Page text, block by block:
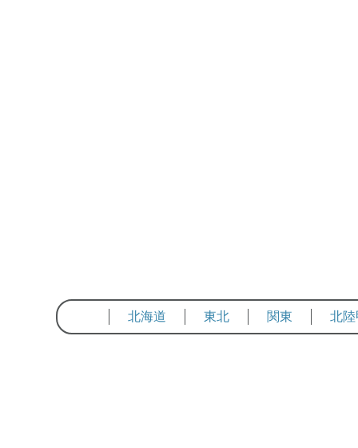
北海道 東北 関東 北